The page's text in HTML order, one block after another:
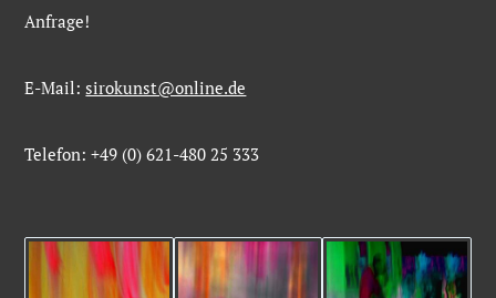
Anfrage!
E-Mail:sirokunst@online.de
Telefon: +49 (0) 621-480 25 333